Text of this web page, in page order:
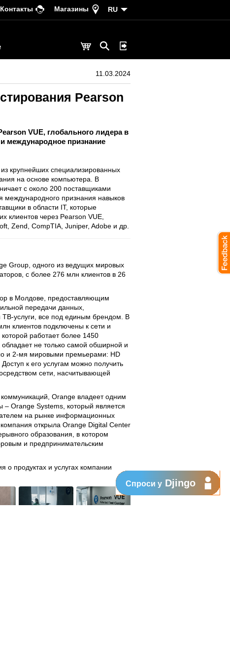
Контакты Магазины RU
11.03.2024
Pearson
VUE, глобального лидера в
международное признание
крупнейших специализированных
на основе компьютера. В
с около 200 поставщиками
международного признания навыков
в области IT, которые
клиентов через Pearson VUE,
Zend, CompTIA, Juniper, Adobe и др.
Group, одного из ведущих мировых
с более 276 млн клиентов в 26
в Молдове, предоставляющим
передачи данных,
ТВ-услуги, все под единым брендом. В
клиентов подключены к сети и
работает более 1450
не только самой обширной и
и 2-мя мировыми премьерами: HD
к его услугам можно получить
сети, насчитывающей
Orange владеет одним
– Orange Systems, который является
на рынке информационных
открыла Orange Digital Center
образования, в котором
и предпринимательским
продуктах и услугах компании
Спроси у Djingo